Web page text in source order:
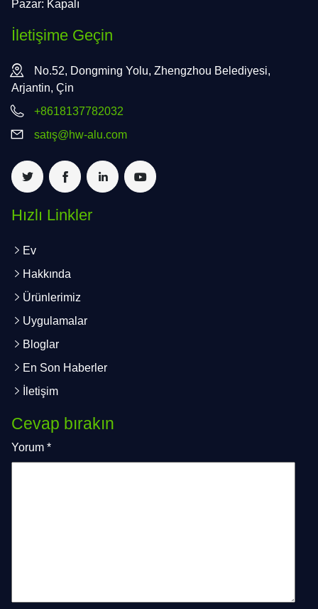
Pazar: Kapalı
İletişime Geçin
No.52, Dongming Yolu, Zhengzhou Belediyesi,
Arjantin, Çin
+8618137782032
satış@hw-alu.com
Hızlı Linkler
Ev
Hakkında
Ürünlerimiz
Uygulamalar
Bloglar
En Son Haberler
İletişim
Cevap bırakın
Yorum *